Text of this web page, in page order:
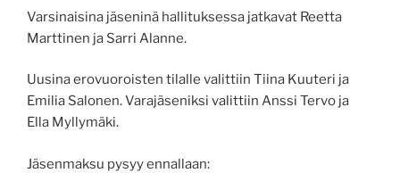
Varsinaisina jäseninä hallituksessa jatkavat Reetta
Marttinen ja Sarri Alanne.
Uusina erovuoroisten tilalle valittiin Tiina Kuuteri ja
Emilia Salonen. Varajäseniksi valittiin Anssi Tervo ja
Ella Myllymäki.
Jäsenmaksu pysyy ennallaan: